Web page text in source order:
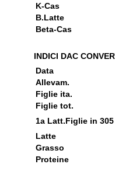
K-Cas
B.Latte
Beta-Cas
INDICI DAC
Data
Allevam.
Figlie ita.
Figlie tot.
1a Latt.Figlie in
Latte
Grasso
Proteine